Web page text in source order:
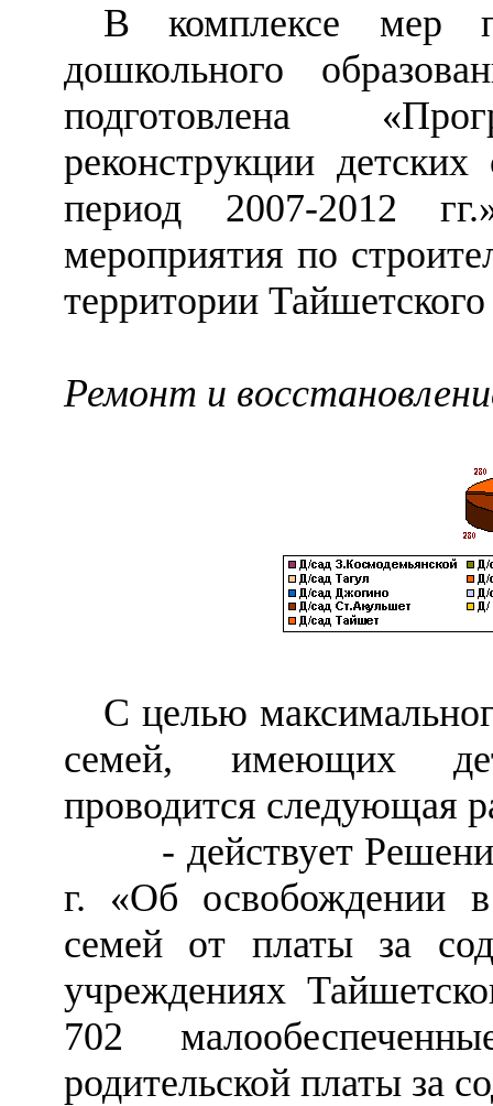
В комплексе мер
дошкольного
подготовлена
реконструкции
период 2007-2012
мероприятия по
территории
Ремонт и
С целью
семей, имеющих
проводится следующая
- действует
г. «Об освобождении
семей от платы за
учреждениях
702
родительской платы за